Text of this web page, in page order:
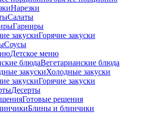
Нарезки
Салаты
Гарниры
Горячие закуски
Соусы
Детское меню
Вегетарианские блюда
Холодные закуски
Горячие закуски
Десерты
Готовые решения
Блины и блинчики